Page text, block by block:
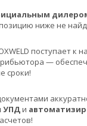
ниже не
поступает к
—
сроки!
УПДи